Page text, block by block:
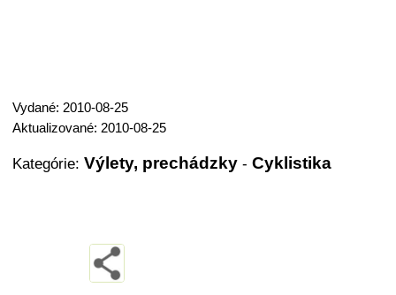
Vydané: 2010-08-25
Aktualizované: 2010-08-25
Kategórie: Výlety, prechádzky - Cyklistika